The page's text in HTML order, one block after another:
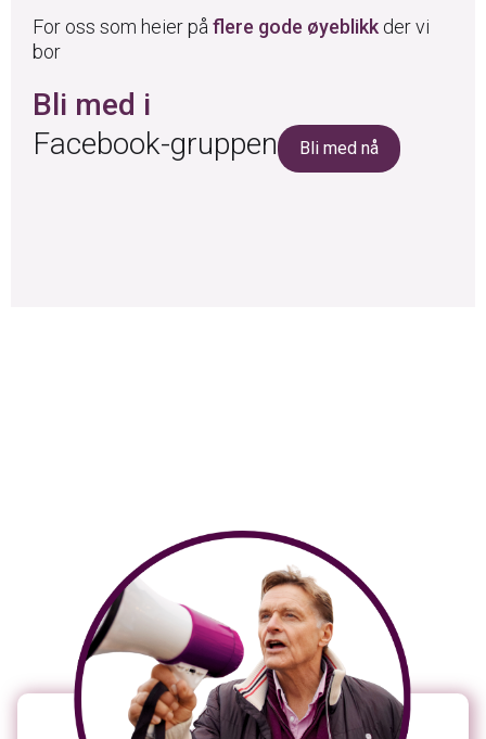
For oss som heier på flere gode øyeblikk der vi
bor
Bli med i
Facebook-gruppen
Bli med nå